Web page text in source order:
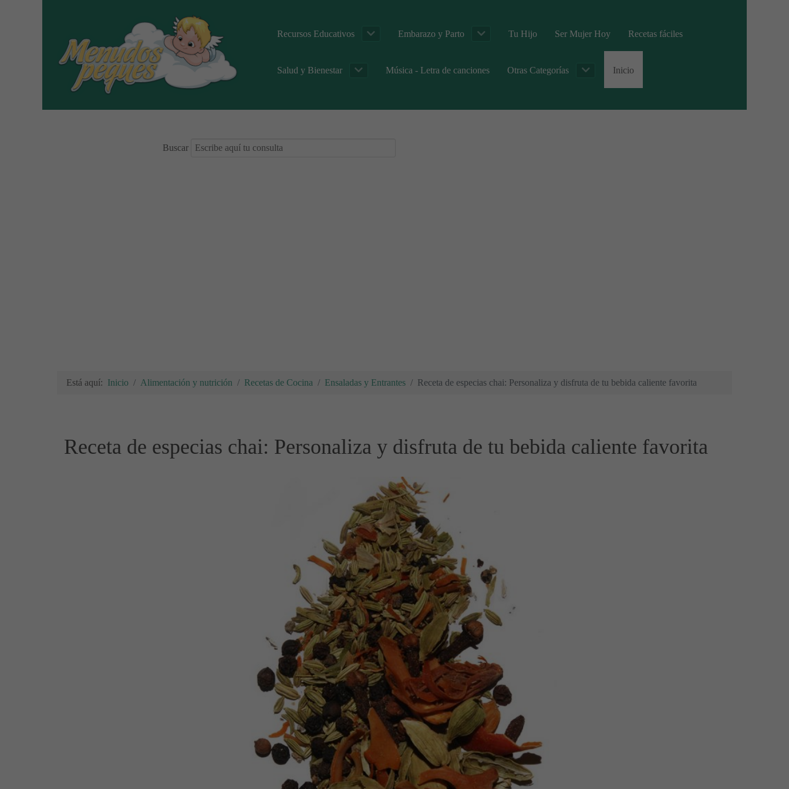
Recursos Educativos Embarazo y Parto Tu Hijo Ser Mujer Hoy Recetas fáciles
Salud y Bienestar Música - Letra de canciones Otras Categorías Inicio
Buscar
Está aquí: Inicio Alimentación y nutrición Recetas de Cocina Ensaladas y Entrantes Receta de especias chai: Personaliza y disfruta de tu bebida caliente favorita
Receta de especias chai: Personaliza y disfruta de tu bebida caliente favorita